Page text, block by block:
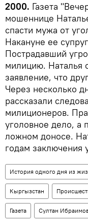
2000. Газета
мошеннице
спасти мужа от
Накануне ее
Пострадавший
милицию. Наталья
заявление, что
Через несколько
рассказали
милиционеров.
уголовное дело, а
ложном доносе.
годам заключения
История одного дня из
Кыргызстан
Газета Султан